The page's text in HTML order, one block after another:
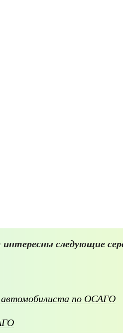
следующие
автомобилиста по ОСАГО